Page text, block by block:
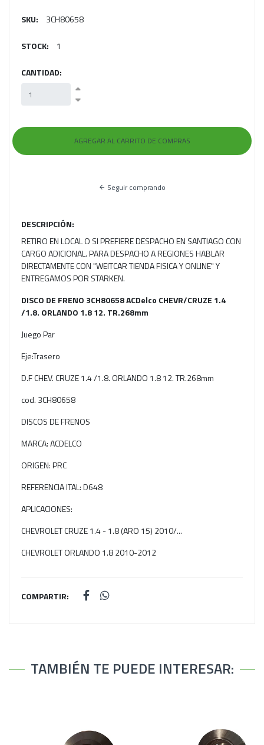
SKU: 3CH80658
STOCK: 1
CANTIDAD:
Seguir comprando
DESCRIPCIÓN:
RETIRO EN LOCAL O SI PREFIERE DESPACHO EN SANTIAGO CON
CARGO ADICIONAL. PARA DESPACHO A REGIONES HABLAR
DIRECTAMENTE CON "WEITCAR TIENDA FISICA Y ONLINE" Y
ENTREGAMOS POR STARKEN.
DISCO DE FRENO 3CH80658 ACDelco CHEVR/CRUZE 1.4
/1.8. ORLANDO 1.8 12. TR.268mm
Juego Par
Eje:Trasero
D.F CHEV. CRUZE 1.4 /1.8. ORLANDO 1.8 12. TR.268mm
cod. 3CH80658
DISCOS DE FRENOS
MARCA: ACDELCO
ORIGEN: PRC
REFERENCIA ITAL: D648
APLICACIONES:
CHEVROLET CRUZE 1.4 - 1.8 (ARO 15) 2010/...
CHEVROLET ORLANDO 1.8 2010-2012
COMPARTIR:
TAMBIÉN TE PUEDE INTERESAR: